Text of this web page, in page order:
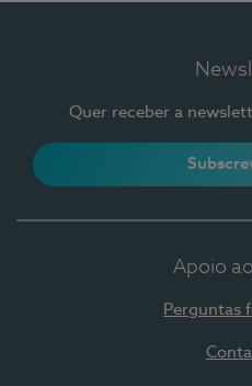
Quer receber a
Apoio
Perguntas